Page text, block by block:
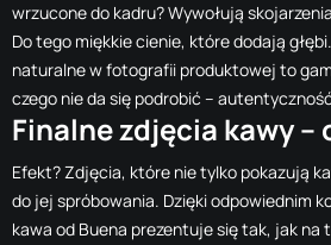
wrzucone do kadru? Wywołują
Do tego miękkie cienie, które dodają
naturalne w fotografii produktowej to
czego nie da się podrobić –
Finalne zdjęcia kawy –
Efekt? Zdjęcia, które nie tylko pokazują
do jej spróbowania. Dzięki odpowiednim
kawa od Buena prezentuje się tak, jak na